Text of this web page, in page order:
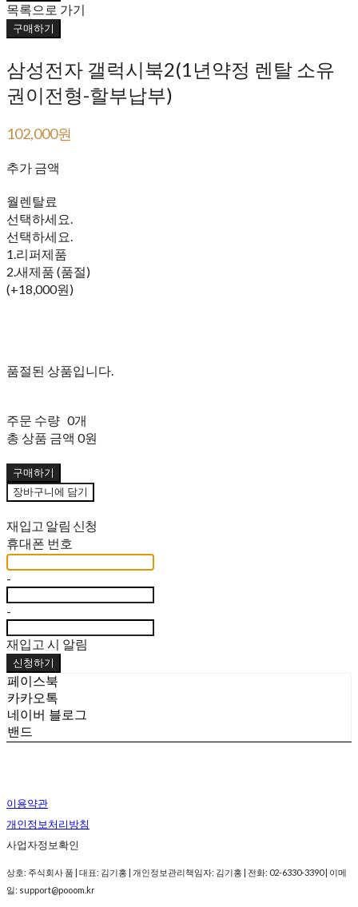
목록으로 가기
구매하기
삼성전자 갤럭시북2(1년약정 렌탈 소유
권이전형-할부납부)
102,000원
추가 금액
월렌탈료
선택하세요.
선택하세요.
1.리퍼제품
2.새제품 (품절)
(+18,000원)
품절된 상품입니다.
주문 수량 0개
총 상품 금액 0원
구매하기
장바구니에 담기
재입고 알림 신청
휴대폰 번호
-
-
재입고 시 알림
신청하기
페이스북
카카오톡
네이버 블로그
밴드
이용약관
개인정보처리방침
사업자정보확인
상호: 주식회사 품 | 대표: 김기홍 | 개인정보관리책임자: 김기홍 | 전화: 02-6330-3390 | 이메
일: support@pooom.kr